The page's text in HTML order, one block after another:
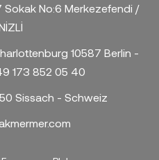
Sokak No:6 Merkezefendi /
10587 Berlin -
173 852 05 40
Sissach - Schweiz